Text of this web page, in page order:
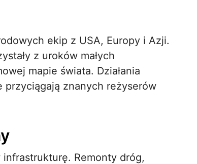
ekip z USA, Europy i Azji.
z uroków małych
mapie świata. Działania
znanych reżyserów
infrastrukturę. Remonty dróg,